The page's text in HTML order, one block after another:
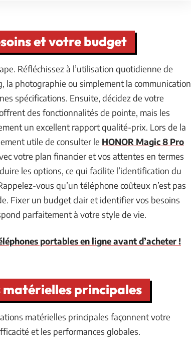
et votre budget
Réfléchissez à l’utilisation quotidienne de
la photographie ou simplement la communication
spécifications. Ensuite, décidez de votre
des fonctionnalités de pointe, mais les
un excellent rapport qualité-prix. Lors de la
utile de consulter le HONOR Magic 8 Pro
votre plan financier et vos attentes en termes
les options, ce qui facilite l’identification du
vous qu’un téléphone coûteux n’est pas
Fixer un budget clair et identifier vos besoins
parfaitement à votre style de vie.
portables en ligne avant d’acheter !
principales
matérielles principales façonnent votre
et les performances globales.